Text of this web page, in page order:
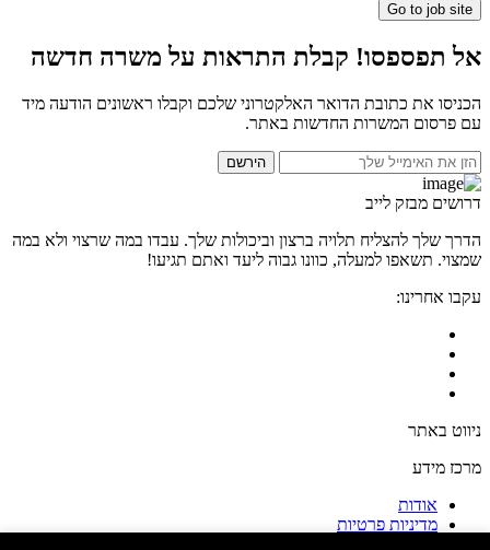
Go to job site
אל תפספסו! קבלת התראות על משרה חדשה
הכניסו את כתובת הדואר האלקטרוני שלכם וקבלו ראשונים הודעה מיד
עם פרסום המשרות החדשות באתר.
הירשם
דרושים מבזק לייב
הדרך שלך להצליח תלויה ברצון וביכולות שלך. עבדו במה שרצוי ולא במה
שמצוי. תשאפו למעלה, כוונו גבוה ליעד ואתם תגיעו!
עקבו אחרינו:
ניווט באתר
מרכז מידע
אודות
מדיניות פרטיות